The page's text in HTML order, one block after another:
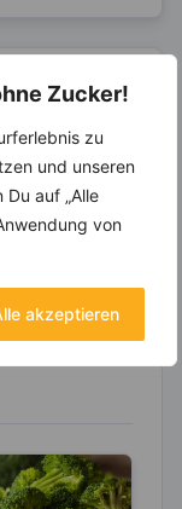
Zucker!
zu
und unseren
auf „Alle
von
akzeptieren